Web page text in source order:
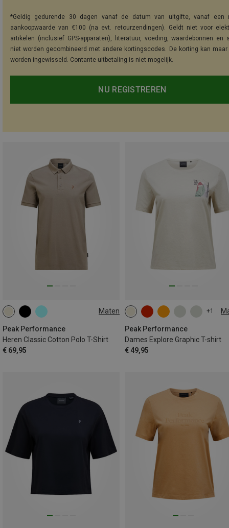
*Geldig gedurende 30 dagen vanaf de datum van uitgifte, vanaf een
aankoopwaarde van €100 (na evt. retourzendingen). Geldt niet voor
artikelen (inclusief GPS-apparaten), literatuur, voeding, waardebonnen en
niet worden gecombineerd met andere kortingscodes. De korting kan maar
worden ingewisseld. Contante uitbetaling is niet mogelijk.
NU REGISTREREN
Maten
Peak Performance
Heren Classic Cotton Polo T-Shirt
€ 69,95
S M L
+1
Peak Performance
Dames Explore Graphic T-shirt
€ 49,95
XS S M